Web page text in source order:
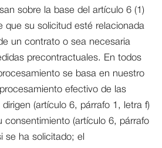
sobre la base del artículo 6 (1)
que su solicitud esté relacionada
un contrato o sea necesaria
precontractuales. En todos
se basa en nuestro
efectivo de las
(artículo 6, párrafo 1, letra f)
consentimiento (artículo 6, párrafo
se ha solicitado; el